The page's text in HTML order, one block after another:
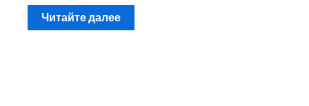
Читайте далее